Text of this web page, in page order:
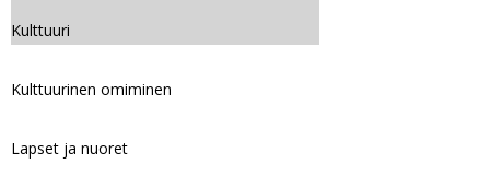
Kulttuuri
Kulttuurinen omiminen
Lapset ja nuoret